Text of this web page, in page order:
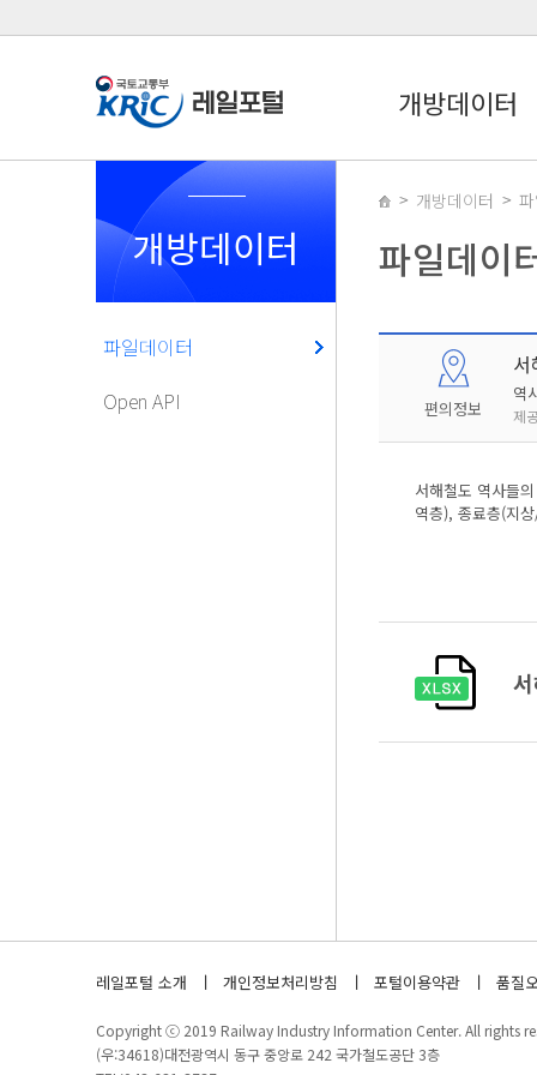
개방데이터
개방데이터
파일데이터
Open API
개방데이터
파일데이
편의정보
역
제
서해철도 역사들
역층), 종료층(지
레일포털 소개 개인정보처리방침 포털이용약관 품질
Copyright ⓒ 2019 Railway Industry Information Center. All rights
(우:34618)대전광역시 동구 중앙로 242 국가철도공단 3층